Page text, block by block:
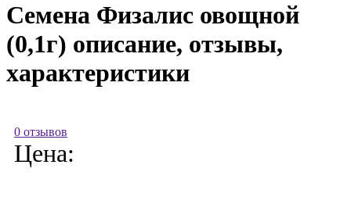
Семена Физалис овощной
(0,1г) описание, отзывы,
характеристики
0 отзывов
Цена: